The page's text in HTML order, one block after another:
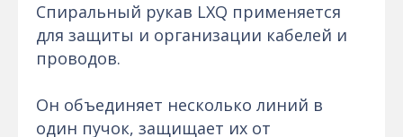
Спиральный рукав LXQ применяется
для защиты и организации кабелей и
проводов.
Он объединяет несколько линий в
один пучок, защищает их от